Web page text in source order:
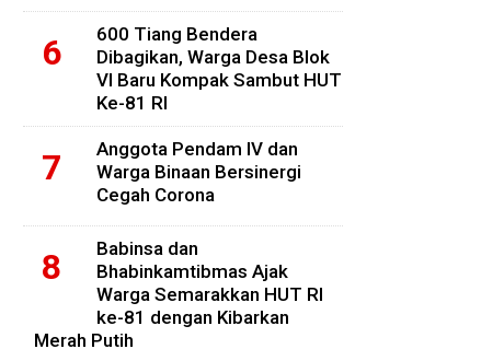
600 Tiang Bendera
Dibagikan, Warga Desa Blok
VI Baru Kompak Sambut HUT
Ke-81 RI
Anggota Pendam IV dan
Warga Binaan Bersinergi
Cegah Corona
Babinsa dan
Bhabinkamtibmas Ajak
Warga Semarakkan HUT RI
ke-81 dengan Kibarkan
Merah Putih